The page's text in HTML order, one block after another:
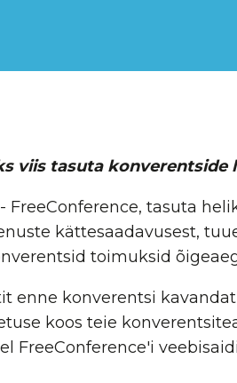
viis tasuta konverentside
FreeConference, tasuta
kättesaadavusest,
toimuksid
enne konverentsi
koos teie
FreeConference'i